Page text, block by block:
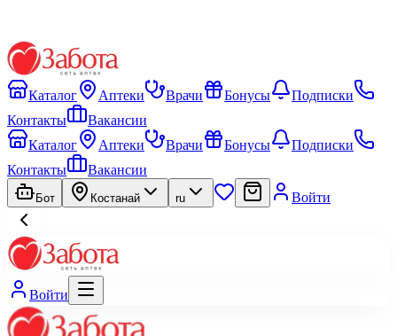
Каталог Аптеки Врачи Бонусы
Подписки
Контакты
Вакансии
Каталог
Аптеки Врачи Бонусы
Подписки
Контакты
Вакансии
Бот Костанай ru Войти
Войти